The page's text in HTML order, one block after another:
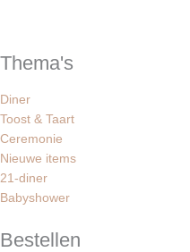
Thema's
Diner
Toost & Taart
Ceremonie
Nieuwe items
21-diner
Babyshower
Bestellen